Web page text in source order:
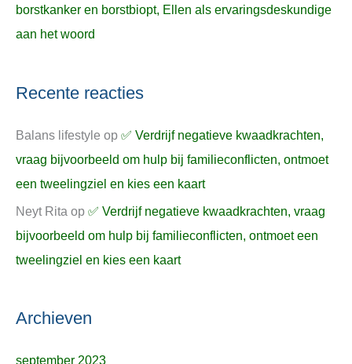
borstkanker en borstbiopt, Ellen als ervaringsdeskundige
aan het woord
Recente reacties
Balans lifestyle op ✅ Verdrijf negatieve kwaadkrachten,
vraag bijvoorbeeld om hulp bij familieconflicten, ontmoet
een tweelingziel en kies een kaart
Neyt Rita op ✅ Verdrijf negatieve kwaadkrachten, vraag
bijvoorbeeld om hulp bij familieconflicten, ontmoet een
tweelingziel en kies een kaart
Archieven
september 2023